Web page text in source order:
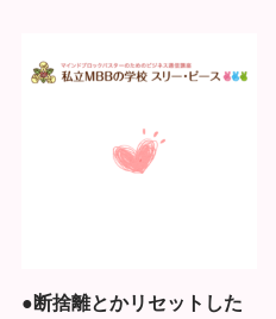
●断捨離とかリセットした